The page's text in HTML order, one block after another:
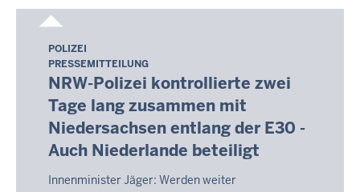
Samstag,
8.
August
2026
-
14:16
POLIZEI
PRESSEMITTEILUNG
NRW-Polizei kontrollierte zwei
Tage lang zusammen mit
Niedersachsen entlang der E30 -
Auch Niederlande beteiligt
Innenminister Jäger: Werden weiter